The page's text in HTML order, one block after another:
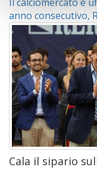
anno consecutivo,
Cala il sipario